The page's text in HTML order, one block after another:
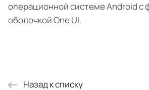
операционной системе Android с
оболочкой One UI.
Назад к списку